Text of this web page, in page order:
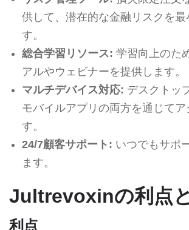
供して、潜在的な金融リスクを最
す。
総合学習リソース: 学習向上のた
アルやウェビナーを提供します。
マルチデバイス対応: デスクトッ
モバイルアプリの両方を通じて
す。
24/7顧客サポート: いつでもサポ
ます。
Jultrevoxinの利点
利点